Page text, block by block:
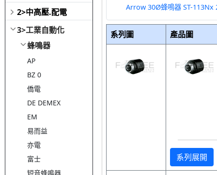
2>中高壓.配電
3>工業自動化
蜂鳴器
AP
BZ 0
僑電
DE DEMEX
EM
易而益
亦電
富士
短音蜂鳴器
Arrow 30Ø蜂鳴器 ST-113Nx
系列圖 產品圖
系列展開